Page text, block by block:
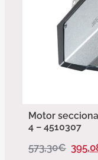
Motor
4 – 4510307
573,30€